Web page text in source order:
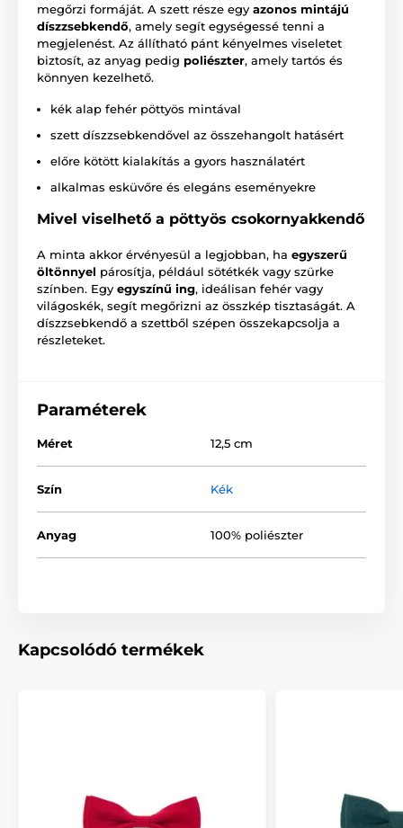
megőrzi formáját. A szett része egy azonos mintájú
díszzsebkendő, amely segít egységessé tenni a
megjelenést. Az állítható pánt kényelmes viseletet
biztosít, az anyag pedig poliészter, amely tartós és
könnyen kezelhető.
kék alap fehér pöttyös mintával
szett díszzsebkendővel az összehangolt hatásért
előre kötött kialakítás a gyors használatért
alkalmas esküvőre és elegáns eseményekre
Mivel viselhető a pöttyös csokornyakkendő
A minta akkor érvényesül a legjobban, ha egyszerű
öltönnyel párosítja, például sötétkék vagy szürke
színben. Egy egyszínű ing, ideálisan fehér vagy
világoskék, segít megőrizni az összkép tisztaságát. A
díszzsebkendő a szettből szépen összekapcsolja a
részleteket.
Paraméterek
Méret 12,5 cm
Szín Kék
Anyag 100% poliészter
Kapcsolódó termékek